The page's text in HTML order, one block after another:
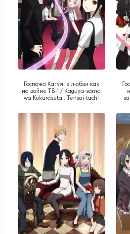
Госпожа Кагуя: в любви как
на войне ТВ-1 / Kaguya-sama
wa Kokurasetai: Tensai-tachi